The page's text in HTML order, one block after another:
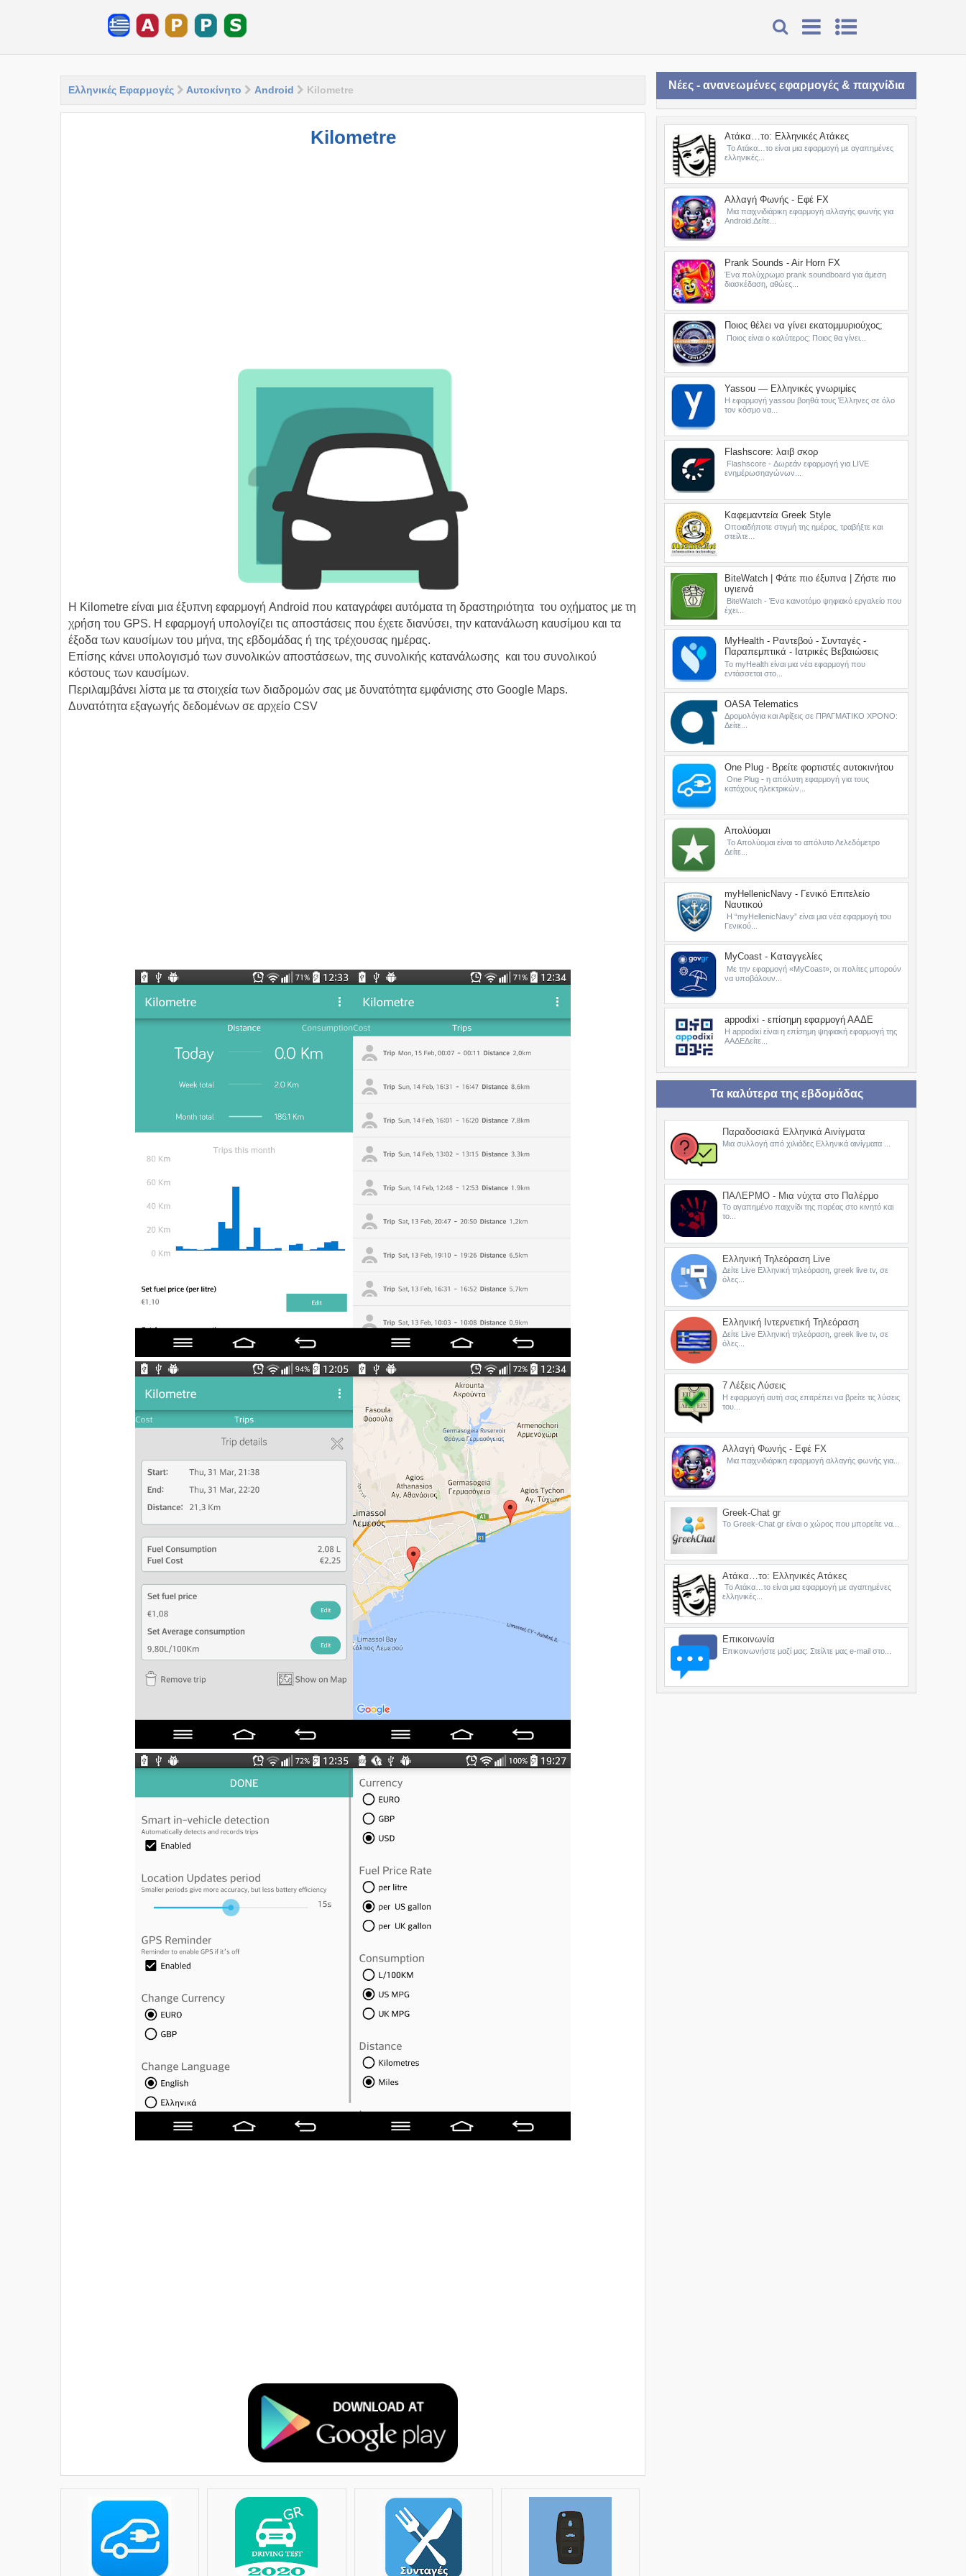
Ελληνικές Εφαρμογές Αυτοκίνητο Android Kilometre
Kilometre
Η Kilometre είναι μια έξυπνη εφαρμογή Android που καταγράφει αυτόματα τη δραστηριότητα του οχήματος με τη
χρήση του GPS. Η εφαρμογή υπολογίζει τις αποστάσεις που έχετε διανύσει, την κατανάλωση καυσίμου και τα
έξοδα των καυσίμων του μήνα, της εβδομάδας ή της τρέχουσας ημέρας.
Επίσης κάνει υπολογισμό των συνολικών αποστάσεων, της συνολικής κατανάλωσης και του συνολικού
κόστους των καυσίμων.
Περιλαμβάνει λίστα με τα στοιχεία των διαδρομών σας με δυνατότητα εμφάνισης στο Google Maps.
Δυνατότητα εξαγωγής δεδομένων σε αρχείο CSV
Νέες - ανανεωμένες εφαρμογές & παιχνίδια
Ατάκα…το: Ελληνικές Ατάκες
Το Ατάκα…το είναι μια εφαρμογή με αγαπημένες
ελληνικές...
Αλλαγή Φωνής - Εφέ FX
Μια παιχνιδιάρικη εφαρμογή αλλαγής φωνής για
Android.Δείτε...
Prank Sounds - Air Horn FX
Ένα πολύχρωμο prank soundboard για άμεση
διασκέδαση, αθώες...
Ποιος θέλει να γίνει εκατομμυριούχος;
Ποιος είναι ο καλύτερος; Ποιος θα γίνει...
Yassou — Ελληνικές γνωριμίες
Η εφαρμογή yassou βοηθά τους Έλληνες σε όλο
τον κόσμο να...
Flashscore: λαιβ σκορ
Flashscore - Δωρεάν εφαρμογή για LIVE
ενημέρωσηαγώνων...
Καφεμαντεία Greek Style
Οποιαδήποτε στιγμή της ημέρας, τραβήξτε και
στείλτε...
BiteWatch | Φάτε πιο έξυπνα | Ζήστε πιο
υγιεινά
BiteWatch - Ένα καινοτόμο ψηφιακό εργαλείο που
έχει...
MyHealth - Ραντεβού - Συνταγές -
Παραπεμπτικά - Ιατρικές Βεβαιώσεις
Το myHealth είναι μια νέα εφαρμογή που
εντάσσεται στο...
OASA Telematics
Δρομολόγια και Αφίξεις σε ΠΡΑΓΜΑΤΙΚΟ ΧΡΟΝΟ:
Δείτε...
One Plug - Βρείτε φορτιστές αυτοκινήτου
One Plug - η απόλυτη εφαρμογή για τους
κατόχους ηλεκτρικών...
Απολύομαι
Το Απολύομαι είναι το απόλυτο Λελεδόμετρο
Δείτε...
myHellenicNavy - Γενικό Επιτελείο
Ναυτικού
Η “myHellenicNavy” είναι μια νέα εφαρμογή του
Γενικού...
MyCoast - Καταγγελίες
Με την εφαρμογή «MyCoast», οι πολίτες μπορούν
να υποβάλουν...
appodixi - επίσημη εφαρμογή ΑΑΔΕ
Η appodixi είναι η επίσημη ψηφιακή εφαρμογή της
ΑΑΔΕΔείτε...
Τα καλύτερα της εβδομάδας
Παραδοσιακά Ελληνικά Αινίγματα
Μια συλλογή από χιλιάδες Ελληνικά αινίγματα ...
ΠΑΛΕΡΜΟ - Μια νύχτα στο Παλέρμο
Το αγαπημένο παιχνίδι της παρέας στο κινητό και
το...
Ελληνική Τηλεόραση Live
Δείτε Live Ελληνική τηλεόραση, greek live tv, σε
όλες...
Ελληνική Ιντερνετική Τηλεόραση
Δείτε Live Ελληνική τηλεόραση, greek live tv, σε
όλες...
7 Λέξεις Λύσεις
Η εφαρμογή αυτή σας επιτρέπει να βρείτε τις λύσεις
του...
Αλλαγή Φωνής - Εφέ FX
Μια παιχνιδιάρικη εφαρμογή αλλαγής φωνής για...
Greek-Chat gr
Το Greek-Chat gr είναι ο χώρος που μπορείτε να...
Ατάκα…το: Ελληνικές Ατάκες
Το Ατάκα…το είναι μια εφαρμογή με αγαπημένες
ελληνικές...
Επικοινωνία
Επικοινωνήστε μαζί μας: Στείλτε μας e-mail στο...